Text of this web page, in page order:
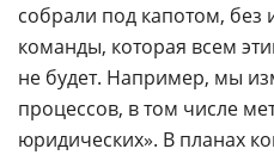
собрали под капотом, без
команды, которая всем
не будет. Например, мы
процессов, в том числе
юридических». В планах